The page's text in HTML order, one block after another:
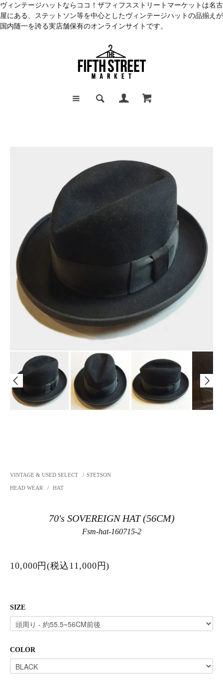
ヴィンテージハットならココ！ザフィフスストリートマーケットは名古
屋にある、ステットソン等を中心としたヴィンテージハットの品揃えが
国内随一を誇る実店舗保有のオンラインサイトです。
VINTAGE & USED SELECT / STETSON
HEAD WEAR / HAT
70's SOVEREIGN HAT (56CM)
Fsm-hat-160715-2
10,000円(税込11,000円)
SIZE
COLOR